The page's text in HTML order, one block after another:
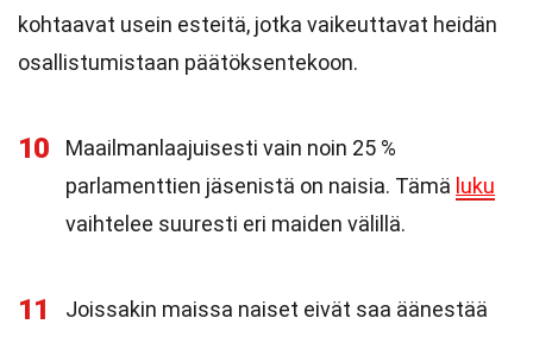
kohtaavat usein esteitä, jotka vaikeuttavat heidän
osallistumistaan päätöksentekoon.
10
Maailmanlaajuisesti vain noin 25 %
parlamenttien jäsenistä on naisia. Tämä luku
vaihtelee suuresti eri maiden välillä.
11
Joissakin maissa naiset eivät saa äänestää